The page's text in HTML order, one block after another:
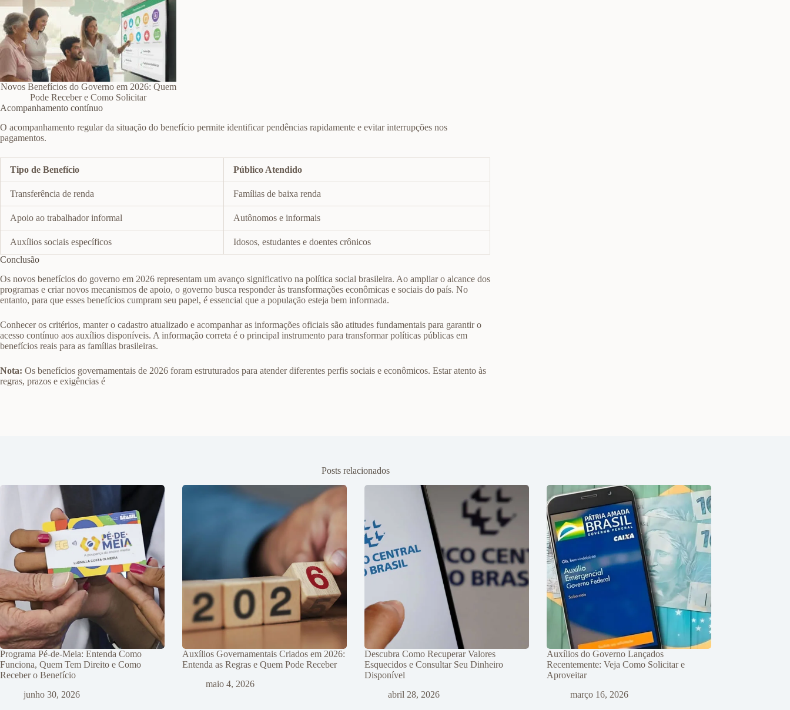
Novos Benefícios do Governo em 2026: Quem
Pode Receber e Como Solicitar
Acompanhamento contínuo
O acompanhamento regular da situação do benefício permite identificar pendências rapidamente e evitar interrupções nos
pagamentos.
Tipo de Benefício Público Atendido
Transferência de renda Famílias de baixa renda
Apoio ao trabalhador informal Autônomos e informais
Auxílios sociais específicos
Idosos, estudantes e doentes crônicos
Conclusão
Os novos benefícios do governo em 2026 representam um avanço significativo na política social brasileira. Ao ampliar o alcance dos
programas e criar novos mecanismos de apoio, o governo busca responder às transformações econômicas e sociais do país. No
entanto, para que esses benefícios cumpram seu papel, é essencial que a população esteja bem informada.
Conhecer os critérios, manter o cadastro atualizado e acompanhar as informações oficiais são atitudes fundamentais para garantir o
acesso contínuo aos auxílios disponíveis. A informação correta é o principal instrumento para transformar políticas públicas em
benefícios reais para as famílias brasileiras.
Nota: Os benefícios governamentais de 2026 foram estruturados para atender diferentes perfis sociais e econômicos. Estar atento às
regras, prazos e exigências é
Posts relacionados
Programa Pé-de-Meia: Entenda Como
Funciona, Quem Tem Direito e Como
Receber o Benefício
junho 30, 2026
Auxílios Governamentais Criados em 2026:
Entenda as Regras e Quem Pode Receber
maio 4, 2026
Descubra Como Recuperar Valores
Esquecidos e Consultar Seu Dinheiro
Disponível
abril 28, 2026
Auxílios do Governo Lançados
Recentemente: Veja Como Solicitar e
Aproveitar
março 16, 2026